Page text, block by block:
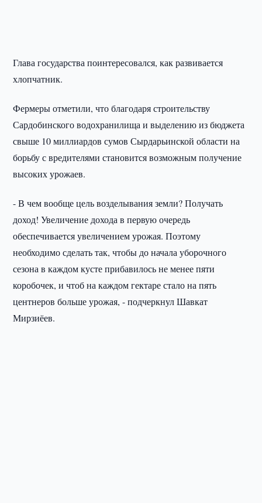
Глава государства поинтересовался, как развивается
хлопчатник.
Фермеры отметили, что благодаря строительству
Сардобинского водохранилища и выделению из бюджета
свыше 10 миллиардов сумов Сырдарьинской области на
борьбу с вредителями становится возможным получение
высоких урожаев.
- В чем вообще цель возделывания земли? Получать
доход! Увеличение дохода в первую очередь
обеспечивается увеличением урожая. Поэтому
необходимо сделать так, чтобы до начала уборочного
сезона в каждом кусте прибавилось не менее пяти
коробочек, и чтоб на каждом гектаре стало на пять
центнеров больше урожая, - подчеркнул Шавкат
Мирзиёев.